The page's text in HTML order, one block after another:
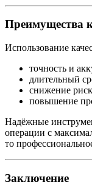
Преимущества
Использование
точность и
длительный
снижение
повышение
Надёжные
операции с
то
Заключение